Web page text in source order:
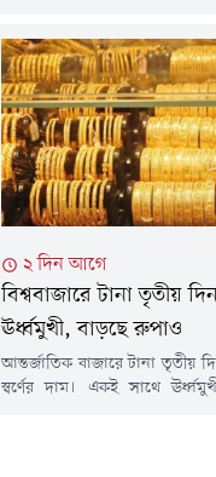
বিমানকর্মী দল। যুক্তরাষ্ট্রের
অসুস্থ এক সদস্যকে জরুরি
জটিল ও ঝুঁকিপূর্ণ বিমান মিশন
অস্ট্রেলিয়ার বিমান পরিবহন সংস্থা
ম্যাকমুর্ডো স্টেশন থেকে
রোগীকে...
২ দিন আগে
বিশ্ববাজারে টানা তৃতীয়
ঊর্ধ্বমুখী, বাড়ছে রুপাও
আন্তর্জাতিক বাজারে টানা তৃতীয়
স্বর্ণের দাম। একই সাথে